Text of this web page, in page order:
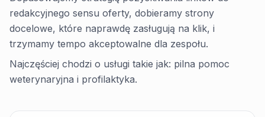
redakcyjnego sensu oferty, dobieramy strony
docelowe, które naprawdę zasługują na klik, i
trzymamy tempo akceptowalne dla zespołu.
Najczęściej chodzi o usługi takie jak: pilna pomoc
weterynaryjna i profilaktyka.